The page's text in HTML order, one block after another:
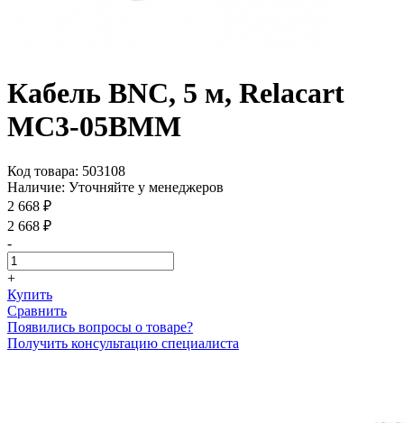
Кабель BNC, 5 м, Relacart
MC3-05BMM
Код товара: 503108
Наличие: Уточняйте у менеджеров
2 668 ₽
2 668 ₽
-
+
Купить
Сравнить
Появились вопросы о товаре?
Получить консультацию специалиста